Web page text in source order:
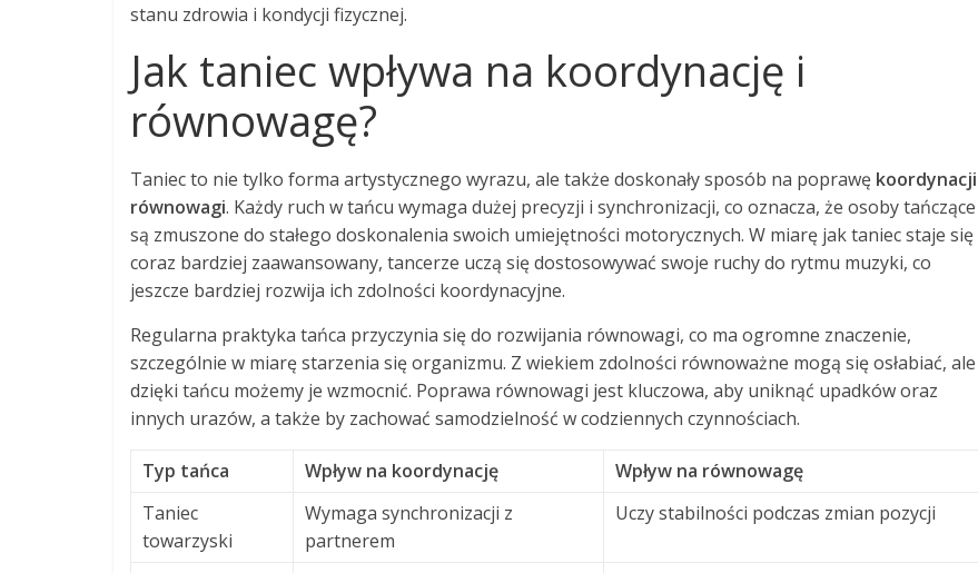
stanu zdrowia i kondycji fizycznej.
Jak taniec wpływa na koordynację i
równowagę?
Taniec to nie tylko forma artystycznego wyrazu, ale także doskonały sposób na poprawę koordynacji
równowagi. Każdy ruch w tańcu wymaga dużej precyzji i synchronizacji, co oznacza, że osoby tańczące
są zmuszone do stałego doskonalenia swoich umiejętności motorycznych. W miarę jak taniec staje się
coraz bardziej zaawansowany, tancerze uczą się dostosowywać swoje ruchy do rytmu muzyki, co
jeszcze bardziej rozwija ich zdolności koordynacyjne.
Regularna praktyka tańca przyczynia się do rozwijania równowagi, co ma ogromne znaczenie,
szczególnie w miarę starzenia się organizmu. Z wiekiem zdolności równoważne mogą się osłabiać, ale
dzięki tańcu możemy je wzmocnić. Poprawa równowagi jest kluczowa, aby uniknąć upadków oraz
innych urazów, a także by zachować samodzielność w codziennych czynnościach.
Typ tańca Wpływ na koordynację
Wpływ na równowagę
Taniec
towarzyski
Wymaga synchronizacji z
partnerem
Uczy stabilności podczas zmian pozycji